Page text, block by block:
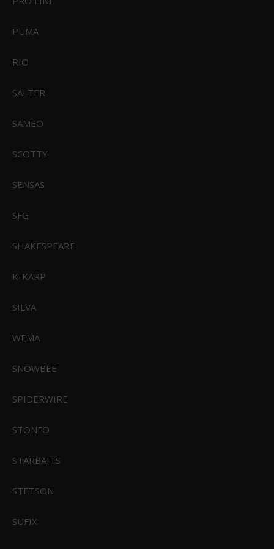
299,00 DKK
PUMA
RIO
SALTER
SAMEO
SCOTTY
SENSAS
SFG
SHAKESPEARE
K-KARP
SILVA
WEMA
SNOWBEE
SPIDERWIRE
STONFO
STARBAITS
STETSON
SUFIX